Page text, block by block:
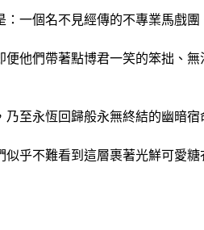
一個名不見經傳的不專業馬戲團
他們帶著點博君一笑的笨拙、
至永恆回歸般永無終結的幽暗宿
乎不難看到這層裹著光鮮可愛